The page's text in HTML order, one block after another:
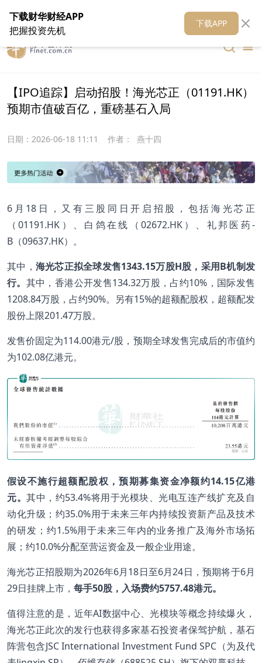
在线客服 关于我们 财华媒体矩阵 财华智库
【IPO追踪】启动招股！海光芯正（01191.HK）
预期市值破百亿，重磅基石入局
日期： 2026-06-18 11:11 作者： 燕十四
6月18日，又有三股同日开启招股，包括海光芯正
（01191.HK）、白鸽在线（02672.HK）、礼邦医药-
B（09637.HK）。
其中， 海光芯正拟全球发售1343.15万股H股，采用B机制发
行。 其中，香港公开发售134.32万股，占约10%，国际发售
1208.84万股，占约90%。另有15%的超额配股权，超额配发
股份上限201.47万股。
发售价固定为114.00港元/股，预期全球发售完成后的市值约
为102.08亿港元。
假设不施行超额配股权，预期募集资金净额约14.15亿港
元。其中，约53.4%将用于光模块、光电互连产线扩充及自
动化升级；约35.0%用于未来三年内持续投资新产品及技术
的研发；约1.5%用于未来三年内的业务推广及海外市场拓
展；约10.0%分配至营运资金及一般企业用途。
海光芯正招股期为2026年6月18日至6月24日，预期将于6月
29日挂牌上市， 每手50股，入场费约5757.48港元。
值得注意的是，近年AI数据中心、光模块等概念持续爆火，
海光芯正此次的发行也获得多家基石投资者保驾护航，基石
阵营包含JSC International Investment Fund SPC（为及代
下载财华财经APP
把握投资先机
下载APP